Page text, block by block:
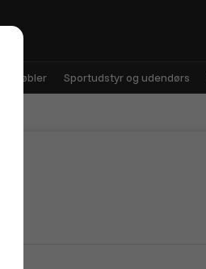
møbler Sportudstyr og udendørs